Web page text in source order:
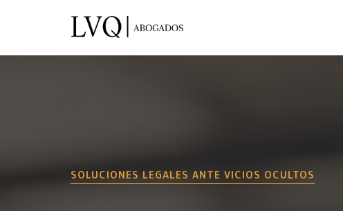
SOLUCIONES LEGALES ANTE VICIOS OCULTOS